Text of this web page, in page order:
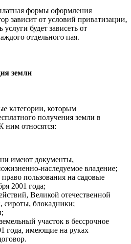
формы оформления
зависит от условий приватизации,
будет зависеть от
отдельного пая.
земли
категории, которым
получения земли в
ним относятся:
имеют документы,
наследуемое владение;
пользования на садовые
2001 года;
Великой отечественной
блокадники;
участок в бессрочное
года, имеющие на руках